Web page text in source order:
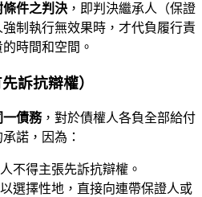
條件之判決 ，即判決繼承人（保證
制執行無效果時，才代負履行責
時間和空間。
訴抗辯權）
一債務，對於債權人各負全部給付
諾，因為：
不得主張先訴抗辯權。
選擇性地，直接向連帶保證人或